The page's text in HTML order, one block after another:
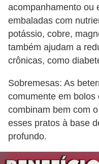
acompanhamento ou
embaladas com
potássio, cobre,
também ajudam a
crônicas, como
Sobremesas: As
comumente em
combinam bem com
esses pratos à base
profundo.